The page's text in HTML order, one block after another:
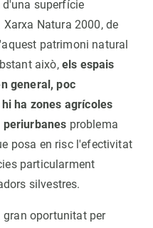
d'una superfície
Natura 2000, de
patrimoni natural
això, els espais
general, poc
ha zones agrícoles
periurbanes problema
posa en risc l'efectivitat
particularment
silvestres.
oportunitat per